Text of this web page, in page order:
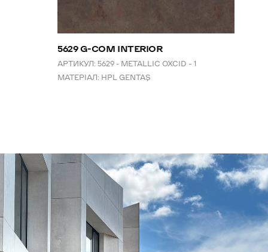
5629 G-COM INTERIOR
АРТИКУЛ: 5629 - METALLIC OXCID – 1
МАТЕРІАЛ: HPL GENTAŞ